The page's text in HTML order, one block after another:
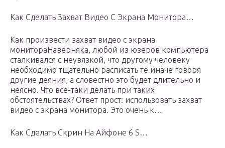
Как Сделать Захват Видео С Экрана Монитора…
Как произвести захват видео с экрана
монитораНаверняка, любой из юзеров компьютера
сталкивался с неувязкой, что другому человеку
необходимо тщательно расписать те иначе говоря
другие деяния, а словестно это будет длительно и
неясно. Что все-таки делать при таких
обстоятельствах? Ответ прост: использовать захват
видео с экрана монитора. Это очень к…
Как Сделать Скрин На Айфоне 6 S…